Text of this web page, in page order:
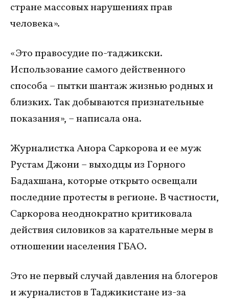
стране массовых нарушениях прав
человека».
«Это правосудие по-таджикски.
Использование самого действенного
способа – пытки шантаж жизнью родных и
близких. Так добываются признательные
показания», – написала она.
Журналистка Анора Саркорова и ее муж
Рустам Джони – выходцы из Горного
Бадахшана, которые открыто освещали
последние протесты в регионе. В частности,
Саркорова неоднократно критиковала
действия силовиков за карательные меры в
отношении населения ГБАО.
Это не первый случай давления на блогеров
и журналистов в Таджикистане из-за